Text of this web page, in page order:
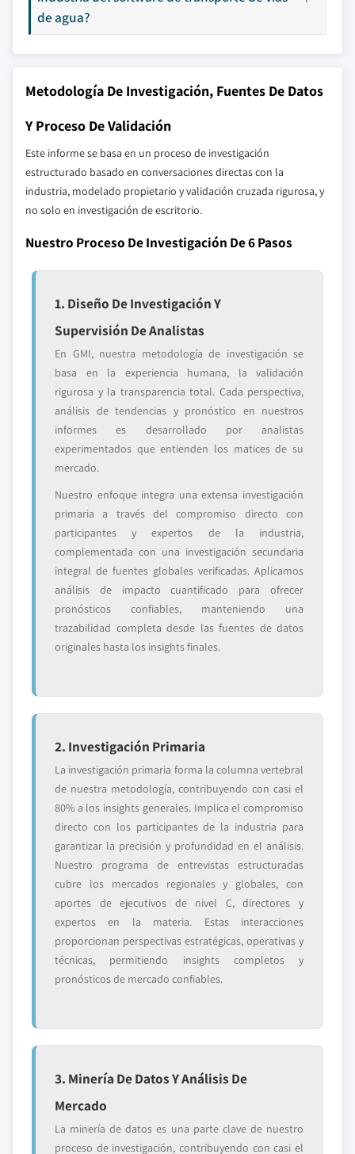
de agua?
Metodología De Investigación, Fuentes De Datos
Y Proceso De Validación
Este informe se basa en un proceso de investigación
estructurado basado en conversaciones directas con la
industria, modelado propietario y validación cruzada rigurosa, y
no solo en investigación de escritorio.
Nuestro Proceso De Investigación De 6 Pasos
1. Diseño De Investigación Y
Supervisión De Analistas
En GMI, nuestra metodología de investigación se
basa en la experiencia humana, la validación
rigurosa y la transparencia total. Cada perspectiva,
análisis de tendencias y pronóstico en nuestros
informes es desarrollado por analistas
experimentados que entienden los matices de su
mercado.
Nuestro enfoque integra una extensa investigación
primaria a través del compromiso directo con
participantes y expertos de la industria,
complementada con una investigación secundaria
integral de fuentes globales verificadas. Aplicamos
análisis de impacto cuantificado para ofrecer
pronósticos confiables, manteniendo una
trazabilidad completa desde las fuentes de datos
originales hasta los insights finales.
2. Investigación Primaria
La investigación primaria forma la columna vertebral
de nuestra metodología, contribuyendo con casi el
80% a los insights generales. Implica el compromiso
directo con los participantes de la industria para
garantizar la precisión y profundidad en el análisis.
Nuestro programa de entrevistas estructuradas
cubre los mercados regionales y globales, con
aportes de ejecutivos de nivel C, directores y
expertos en la materia. Estas interacciones
proporcionan perspectivas estratégicas, operativas y
técnicas, permitiendo insights completos y
pronósticos de mercado confiables.
3. Minería De Datos Y Análisis De
Mercado
La minería de datos es una parte clave de nuestro
proceso de investigación, contribuyendo con casi el